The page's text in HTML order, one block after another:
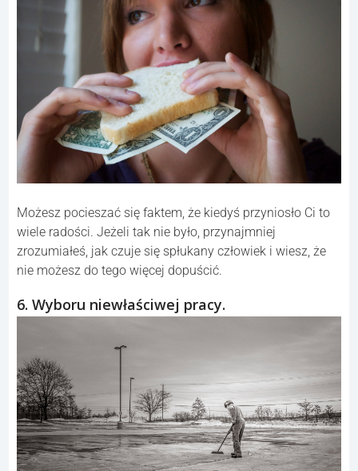
Możesz pocieszać się faktem, że kiedyś przyniosło Ci to
wiele radości. Jeżeli tak nie było, przynajmniej
zrozumiałeś, jak czuje się spłukany człowiek i wiesz, że
nie możesz do tego więcej dopuścić.
6. Wyboru niewłaściwej pracy.